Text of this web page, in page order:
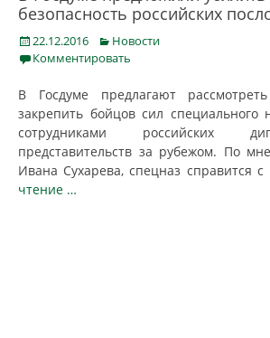
безопасность российских
Posted
on
22.12.2016 Categories
Новости
Комментировать
В Госдуме предлагают
закрепить бойцов сил специального
сотрудниками российских
представительств за рубежом. По
Ивана Сухарева, спецназ справится с
чтение …